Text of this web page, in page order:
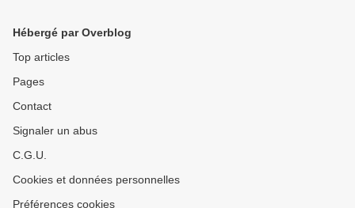
Madeleines St Michel 100%
remboursé sur votre
compte bancaire. 💳 Il y a
moment, comme des
chocolats Côte d'or 🍫,
vous l'acheter dans un
Hébergé par Overblog
Top articles
Pages
Contact
Signaler un abus
C.G.U.
Cookies et données personnelles
Préférences cookies